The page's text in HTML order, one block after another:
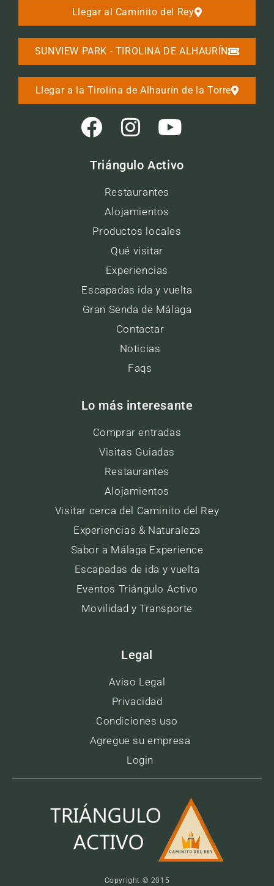
Llegar al Caminito del Rey
SUNVIEW PARK - TIROLINA DE ALHAURÍN
Llegar a la Tirolina de Alhaurín de la Torre
Triángulo Activo
Restaurantes
Alojamientos
Productos locales
Qué visitar
Experiencias
Escapadas ida y vuelta
Gran Senda de Málaga
Contactar
Noticias
Faqs
Lo más interesante
Comprar entradas
Visitas Guiadas
Restaurantes
Alojamientos
Visitar cerca del Caminito del Rey
Experiencias & Naturaleza
Sabor a Málaga Experience
Escapadas de ida y vuelta
Eventos Triángulo Activo
Movilidad y Transporte
Legal
Aviso Legal
Privacidad
Condiciones uso
Agregue su empresa
Login
Copyright © 2015